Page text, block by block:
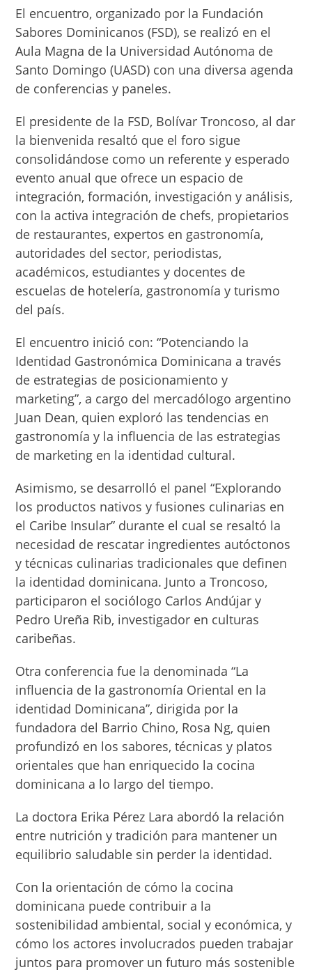
El encuentro, organizado por la Fundación
Sabores Dominicanos (FSD), se realizó en el
Aula Magna de la Universidad Autónoma de
Santo Domingo (UASD) con una diversa agenda
de conferencias y paneles.
El presidente de la FSD, Bolívar Troncoso, al dar
la bienvenida resaltó que el foro sigue
consolidándose como un referente y esperado
evento anual que ofrece un espacio de
integración, formación, investigación y análisis,
con la activa integración de chefs, propietarios
de restaurantes, expertos en gastronomía,
autoridades del sector, periodistas,
académicos, estudiantes y docentes de
escuelas de hotelería, gastronomía y turismo
del país.
El encuentro inició con: “Potenciando la
Identidad Gastronómica Dominicana a través
de estrategias de posicionamiento y
marketing”, a cargo del mercadólogo argentino
Juan Dean, quien exploró las tendencias en
gastronomía y la influencia de las estrategias
de marketing en la identidad cultural.
Asimismo, se desarrolló el panel “Explorando
los productos nativos y fusiones culinarias en
el Caribe Insular” durante el cual se resaltó la
necesidad de rescatar ingredientes autóctonos
y técnicas culinarias tradicionales que definen
la identidad dominicana. Junto a Troncoso,
participaron el sociólogo Carlos Andújar y
Pedro Ureña Rib, investigador en culturas
caribeñas.
Otra conferencia fue la denominada “La
influencia de la gastronomía Oriental en la
identidad Dominicana”, dirigida por la
fundadora del Barrio Chino, Rosa Ng, quien
profundizó en los sabores, técnicas y platos
orientales que han enriquecido la cocina
dominicana a lo largo del tiempo.
La doctora Erika Pérez Lara abordó la relación
entre nutrición y tradición para mantener un
equilibrio saludable sin perder la identidad.
Con la orientación de cómo la cocina
dominicana puede contribuir a la
sostenibilidad ambiental, social y económica, y
cómo los actores involucrados pueden trabajar
juntos para promover un futuro más sostenible